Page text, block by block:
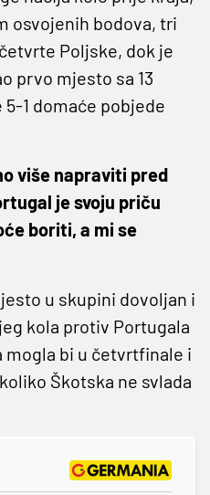
osvojenih bodova, tri
Poljske, dok je
prvo mjesto sa 13
1 domaće pobjede
više napraviti pred
je svoju priču
boriti, a mi se
u skupini dovoljan i
kola protiv Portugala
mogla bi u četvrtfinale i
Škotska ne svlada